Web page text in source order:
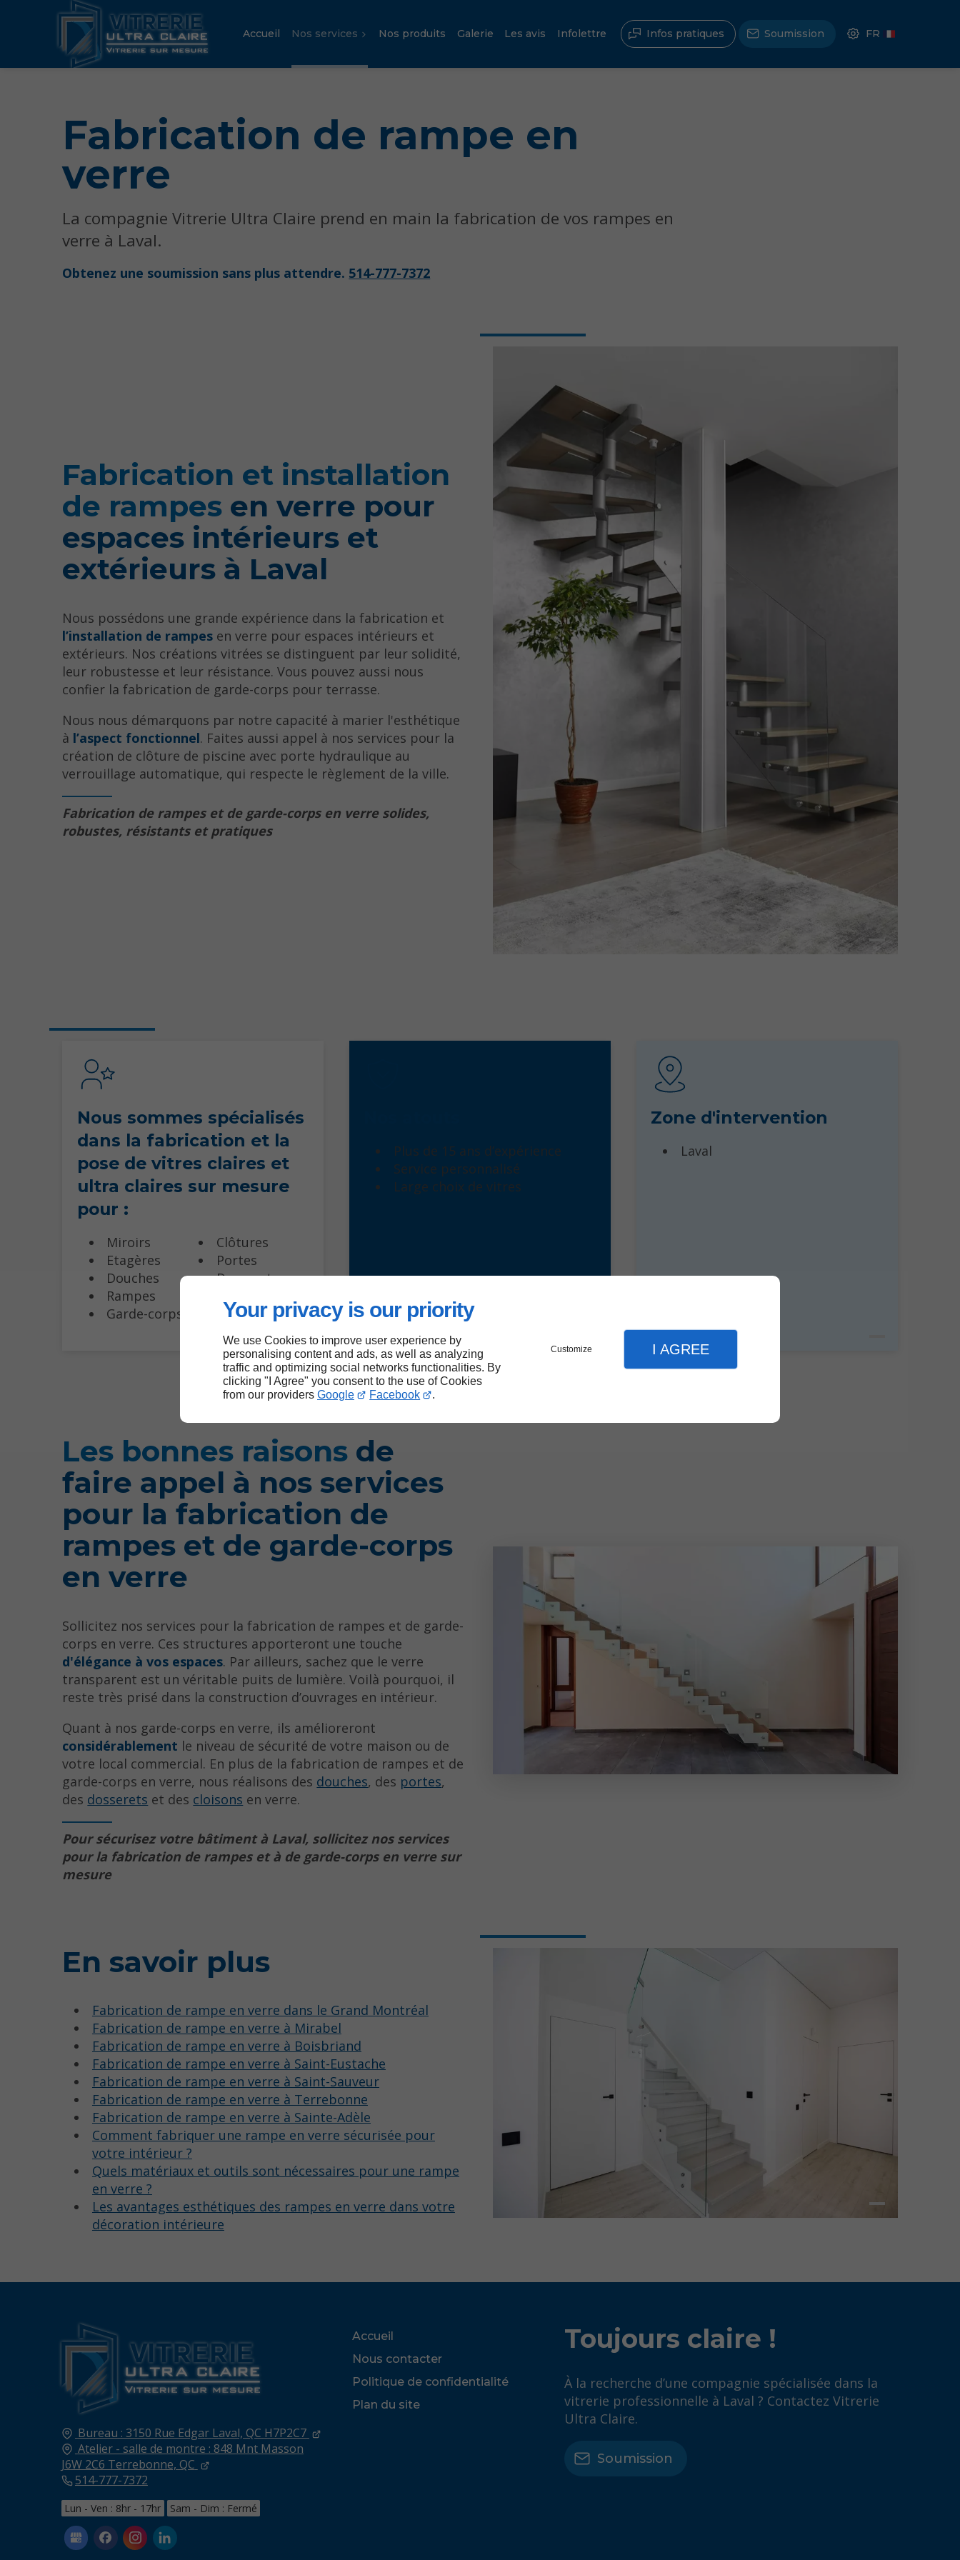
Your privacy is our priority
We use Cookies to improve user experience by
personalising content and ads, as well as analyzing
traffic and optimizing social networks functionalities. By
clicking "I Agree" you consent to the use of Cookies
from our providers Google Facebook .
Customize I AGREE
Accueil Nos services Nos produits Galerie Les avis Infolettre Infos pratiques Soumission
Fabrication de rampe en
verre
La compagnie Vitrerie Ultra Claire prend en main la fabrication de vos rampes en
verre à Laval.
Obtenez une soumission sans plus attendre. 514-777-7372
Fabrication et installation
de rampes en verre pour
espaces intérieurs et
extérieurs à Laval
Nous possédons une grande expérience dans la fabrication et
l’installation de rampes en verre pour espaces intérieurs et
extérieurs. Nos créations vitrées se distinguent par leur solidité,
leur robustesse et leur résistance. Vous pouvez aussi nous
confier la fabrication de garde-corps pour terrasse.
Nous nous démarquons par notre capacité à marier l'esthétique
à l’aspect fonctionnel. Faites aussi appel à nos services pour la
création de clôture de piscine avec porte hydraulique au
verrouillage automatique, qui respecte le règlement de la ville.
Fabrication de rampes et de garde-corps en verre solides,
robustes, résistants et pratiques
Nous sommes spécialisés
dans la fabrication et la
pose de vitres claires et
ultra claires sur mesure
pour :
Miroirs
Etagères
Douches
Rampes
Garde-corps
Clôtures
Portes
Dosserets
Plus de 15 ans d’expérience
Service personnalisé
Large choix de vitres
Zone d'intervention
Laval
Les bonnes raisons de
faire appel à nos services
pour la fabrication de
rampes et de garde-corps
en verre
Sollicitez nos services pour la fabrication de rampes et de garde-
corps en verre. Ces structures apporteront une touche
d'élégance à vos espaces. Par ailleurs, sachez que le verre
transparent est un véritable puits de lumière. Voilà pourquoi, il
reste très prisé dans la construction d’ouvrages en intérieur.
Quant à nos garde-corps en verre, ils amélioreront
considérablement le niveau de sécurité de votre maison ou de
votre local commercial. En plus de la fabrication de rampes et de
garde-corps en verre, nous réalisons des douches, des portes,
des dosserets et des cloisons en verre.
Pour sécurisez votre bâtiment à Laval, sollicitez nos services
pour la fabrication de rampes et à de garde-corps en verre sur
mesure
En savoir plus
Fabrication de rampe en verre dans le Grand Montréal
Fabrication de rampe en verre à Mirabel
Fabrication de rampe en verre à Boisbriand
Fabrication de rampe en verre à Saint-Eustache
Fabrication de rampe en verre à Saint-Sauveur
Fabrication de rampe en verre à Terrebonne
Fabrication de rampe en verre à Sainte-Adèle
Comment fabriquer une rampe en verre sécurisée pour
votre intérieur ?
Quels matériaux et outils sont nécessaires pour une rampe
en verre ?
Les avantages esthétiques des rampes en verre dans votre
décoration intérieure
Bureau : 3150 Rue Edgar Laval, QC H7P2C7
Atelier - salle de montre : 848 Mnt Masson
J6W 2C6 Terrebonne, QC
514-777-7372
Lun - Ven : 8hr - 17hr Sam - Dim : Fermé
Accueil
Nous contacter
Politique de confidentialité
Plan du site
Toujours claire !
À la recherche d’une compagnie spécialisée dans la
vitrerie professionnelle à Laval ? Contactez Vitrerie
Ultra Claire.
Soumission